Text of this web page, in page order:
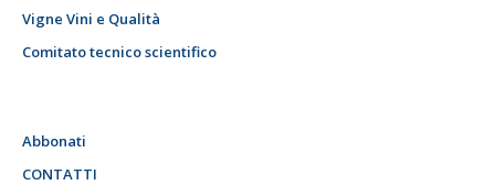
Vigne Vini e Qualità
Comitato tecnico scientifico
Abbonati
CONTATTI